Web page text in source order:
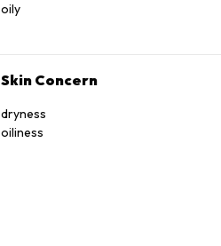
oily
Skin Concern
dryness
oiliness